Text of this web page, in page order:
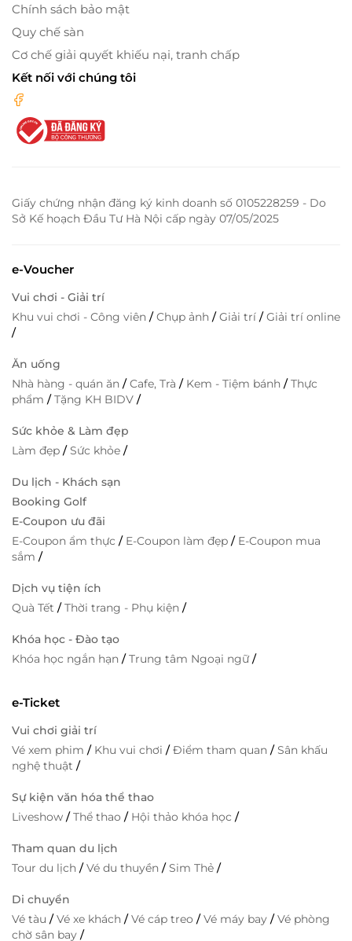
Chính sách bảo mật
Quy chế sàn
Cơ chế giải quyết khiếu nại, tranh chấp
Kết nối với chúng tôi
Giấy chứng nhận đăng ký kinh doanh số 0105228259 - Do
Sở Kế hoạch Đầu Tư Hà Nội cấp ngày 07/05/2025
e-Voucher
Vui chơi - Giải trí
Khu vui chơi - Công viên /Chụp ảnh /Giải trí /Giải trí online
/
Ăn uống
Nhà hàng - quán ăn /Cafe, Trà / Kem - Tiệm bánh /Thực
phẩm /Tặng KH BIDV /
Sức khỏe & Làm đẹp
Làm đẹp /Sức khỏe /
Du lịch - Khách sạn
Booking Golf
E-Coupon ưu đãi
E-Coupon ẩm thực / E-Coupon làm đẹp / E-Coupon mua
sắm /
Dịch vụ tiện ích
Quà Tết /Thời trang - Phụ kiện /
Khóa học - Đào tạo
Khóa học ngắn hạn /Trung tâm Ngoại ngữ/
e-Ticket
Vui chơi giải trí
Vé xem phim / Khu vui chơi /Điểm tham quan /Sân khấu
nghệ thuật /
Sự kiện văn hóa thể thao
Liveshow /Thể thao / Hội thảo khóa học /
Tham quan du lịch
Tour du lịch /Vé du thuyền /Sim Thẻ /
Di chuyển
Vé tàu /Vé xe khách /Vé cáp treo /Vé máy bay /Vé phòng
chờ sân bay /